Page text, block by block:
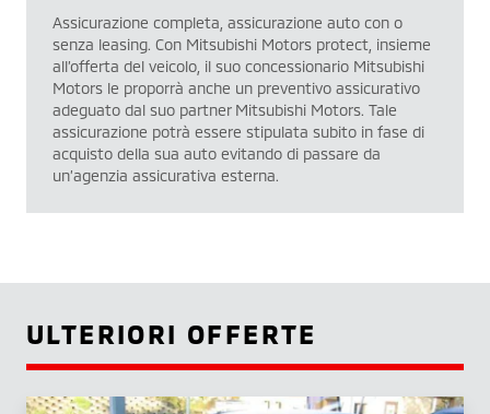
Assicurazione completa, assicurazione auto con o
senza leasing. Con Mitsubishi Motors protect, insieme
all’offerta del veicolo, il suo concessionario Mitsubishi
Motors le proporrà anche un preventivo assicurativo
adeguato dal suo partner Mitsubishi Motors. Tale
assicurazione potrà essere stipulata subito in fase di
acquisto della sua auto evitando di passare da
un’agenzia assicurativa esterna.
ULTERIORI OFFERTE